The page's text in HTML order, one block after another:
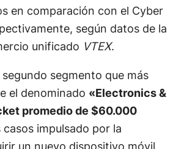
en comparación con el Cyber
según datos de la
unificado VTEX.
segmento que más
el denominado «Electronics &
promedio de $60.000
casos impulsado por la
un nuevo dispositivo móvil